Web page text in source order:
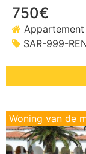
750€
Appartement
SAR-999-
Woning van de